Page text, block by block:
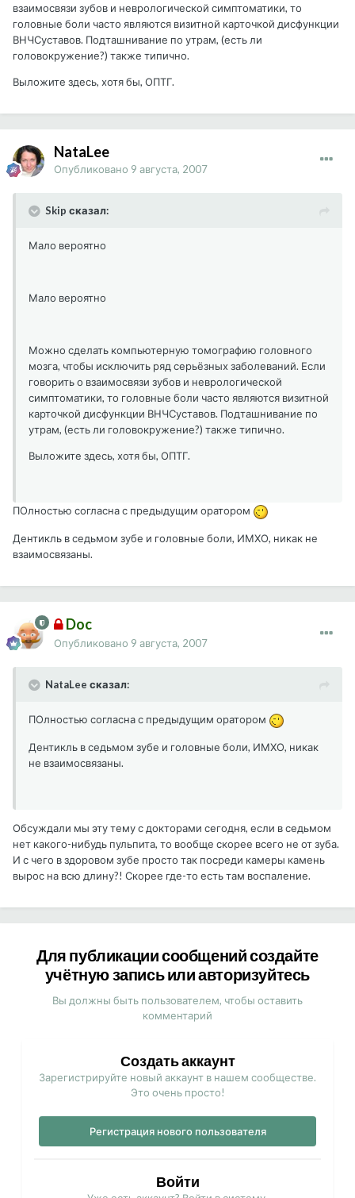
взаимосвязи зубов и неврологической симптоматики, то
головные боли часто являются визитной карточкой дисфункции
ВНЧСуставов. Подташнивание по утрам, (есть ли
головокружение?) также типично.
Выложите здесь, хотя бы, ОПТГ.
NataLee
Опубликовано 9 августа, 2007
Skip сказал:
Мало вероятно
Мало вероятно
Можно сделать компьютерную томографию головного
мозга, чтобы исключить ряд серьёзных заболеваний. Если
говорить о взаимосвязи зубов и неврологической
симптоматики, то головные боли часто являются визитной
карточкой дисфункции ВНЧСуставов. Подташнивание по
утрам, (есть ли головокружение?) также типично.
Выложите здесь, хотя бы, ОПТГ.
ПОлностью согласна с предыдущим оратором
Дентикль в седьмом зубе и головные боли, ИМХО, никак не
взаимосвязаны.
Doc
Опубликовано 9 августа, 2007
NataLee сказал:
ПОлностью согласна с предыдущим оратором
Дентикль в седьмом зубе и головные боли, ИМХО, никак
не взаимосвязаны.
Обсуждали мы эту тему с докторами сегодня, если в седьмом
нет какого-нибудь пульпита, то вообще скорее всего не от зуба.
И с чего в здоровом зубе просто так посреди камеры камень
вырос на всю длину?! Скорее где-то есть там воспаление.
Для публикации сообщений создайте
учётную запись или авторизуйтесь
Вы должны быть пользователем, чтобы оставить
комментарий
Создать аккаунт
Зарегистрируйте новый аккаунт в нашем сообществе.
Это очень просто!
Регистрация нового пользователя
Войти